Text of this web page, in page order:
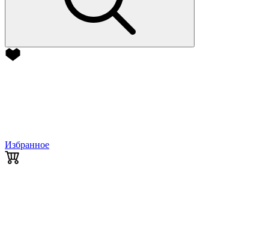
Избранное